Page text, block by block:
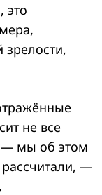
это
не все
— мы об этом
—